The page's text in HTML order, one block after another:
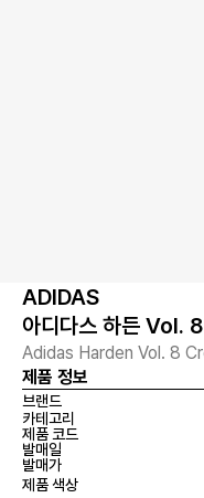
ADIDAS
아디다스 하든 Vol.
Adidas Harden Vol. 8
제품 정보
브랜드
카테고리
제품 코드
발매일
발매가
제품 색상